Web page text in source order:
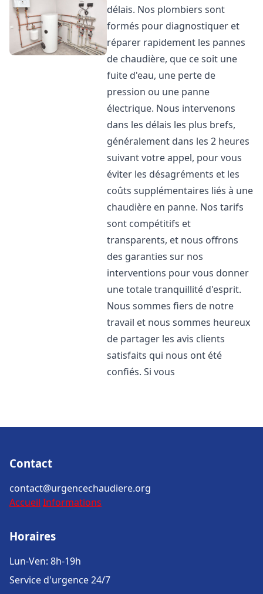
délais. Nos plombiers sont
formés pour diagnostiquer et
réparer rapidement les pannes
de chaudière, que ce soit une
fuite d'eau, une perte de
pression ou une panne
électrique. Nous intervenons
dans les délais les plus brefs,
généralement dans les 2 heures
suivant votre appel, pour vous
éviter les désagréments et les
coûts supplémentaires liés à une
chaudière en panne. Nos tarifs
sont compétitifs et
transparents, et nous offrons
des garanties sur nos
interventions pour vous donner
une totale tranquillité d'esprit.
Nous sommes fiers de notre
travail et nous sommes heureux
de partager les avis clients
satisfaits qui nous ont été
confiés. Si vous
Contact
contact@urgencechaudiere.org
Accueil Informations
Horaires
Lun-Ven: 8h-19h
Service d'urgence 24/7